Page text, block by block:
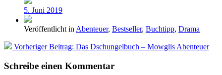
5. Juni 2019
Veröffentlicht in Abenteuer, Bestseller, Buchtipp, Drama
Vorheriger Beitrag: Das Dschungelbuch – Mowglis Abenteuer
Schreibe einen Kommentar